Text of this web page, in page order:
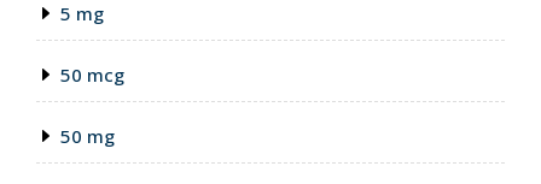
5 mg
50 mcg
50 mg